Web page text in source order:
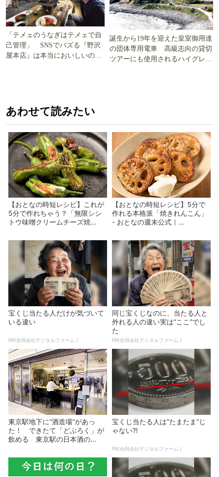
「テメェのうなぎはテメェで自
己管理」 SNSでバズる『野沢
屋本店』は本当においしいの
誕生から19年を迎えた皇室御用達
の団体専用電車 高級志向の貸切
ツアーにも使用されるハイグレー
あわせて読みたい
【おとなの時短レシピ】これが
5分で作れちゃう？「無限シシ
トウ味噌クリームチーズ焼...
【おとなの時短レシピ】5分で
作れる本格派「焼きれんこん」
- おとなの週末公式｜...
宝くじ当たる人だけが気づいて
いる違い
PR(合同会社デジタルファーム )
同じ宝くじなのに、当たる人と
外れる人の違い実は“ここ”でし
た
PR(合同会社デジタルファーム )
東京駅地下に“酒造場”があっ
た！ できたて「どぶろく」が
飲める 東京駅の日本酒の...
宝くじ当たる人は“たまたま”じ
ゃない?!
PR(合同会社デジタルファーム )